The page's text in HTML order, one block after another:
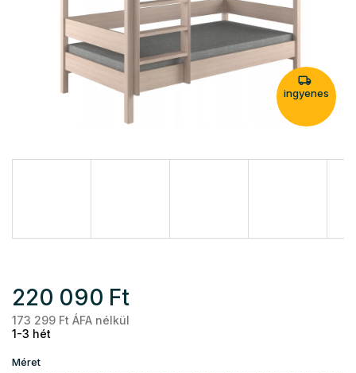
ingyenes
220 090 Ft
173 299 Ft ÁFA nélkül
1-3 hét
Méret